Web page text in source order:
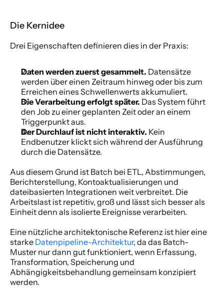
Die Kernidee
Drei Eigenschaften definieren dies in der Praxis:
Daten werden zuerst gesammelt. Datensätze
werden über einen Zeitraum hinweg oder bis zum
Erreichen eines Schwellenwerts akkumuliert.
Die Verarbeitung erfolgt später. Das System führt
den Job zu einer geplanten Zeit oder an einem
Triggerpunkt aus.
Der Durchlauf ist nicht interaktiv. Kein
Endbenutzer klickt sich während der Ausführung
durch die Datensätze.
Aus diesem Grund ist Batch bei ETL, Abstimmungen,
Berichterstellung, Kontoaktualisierungen und
dateibasierten Integrationen weit verbreitet. Die
Arbeitslast ist repetitiv, groß und lässt sich besser als
Einheit denn als isolierte Ereignisse verarbeiten.
Eine nützliche architektonische Referenz ist hier eine
starke Datenpipeline-Architektur, da das Batch-
Muster nur dann gut funktioniert, wenn Erfassung,
Transformation, Speicherung und
Abhängigkeitsbehandlung gemeinsam konzipiert
werden.